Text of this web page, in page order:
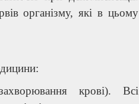
організму, які в цьому
крові). Всі